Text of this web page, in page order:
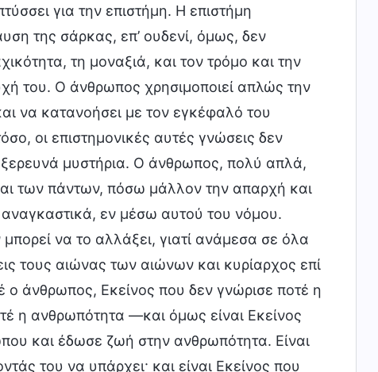
για την επιστήμη. Η επιστήμη
της σάρκας, επ’ ουδενί, όμως, δεν
τη μοναξιά, και τον τρόμο και την
του. Ο άνθρωπος χρησιμοποιεί απλώς την
να κατανοήσει με τον εγκέφαλό του
οι επιστημονικές αυτές γνώσεις δεν
μυστήρια. Ο άνθρωπος, πολύ απλά,
των πάντων, πόσω μάλλον την απαρχή και
εν μέσω αυτού του νόμου.
να το αλλάξει, γιατί ανάμεσα σε όλα
τους αιώνας των αιώνων και κυρίαρχος επί
ο άνθρωπος, Εκείνος που δεν γνώρισε ποτέ η
η ανθρωπότητα —και όμως είναι Εκείνος
και έδωσε ζωή στην ανθρωπότητα. Είναι
του να υπάρχει· και είναι Εκείνος που